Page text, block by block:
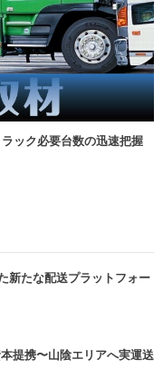
ック必要台数の迅速把握
新たな配送プラットフォー
提携〜山陰エリアへ実運送